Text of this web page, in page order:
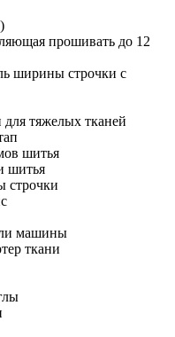
прошивать до 12
ширины строчки с
для тяжелых тканей
шитья
шитья
строчки
машины
ткани